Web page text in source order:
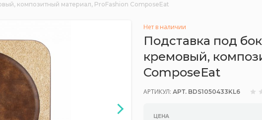
композитный материал, ProFashion ComposeEat
Нет в наличии
Подставка под
кремовый,
ComposeEat
АРТИКУЛ: АРТ. BDS1050433KL6
ЦЕНА